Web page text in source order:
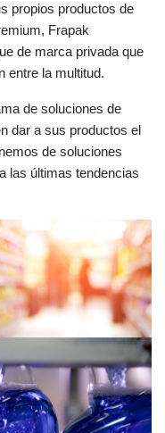
propios productos de
Frapak
de marca privada que
entre la multitud.
de soluciones de
dar a sus productos el
de soluciones
las últimas tendencias